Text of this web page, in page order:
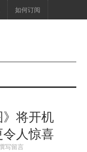
如何订阅
将开机
人惊喜
写留言